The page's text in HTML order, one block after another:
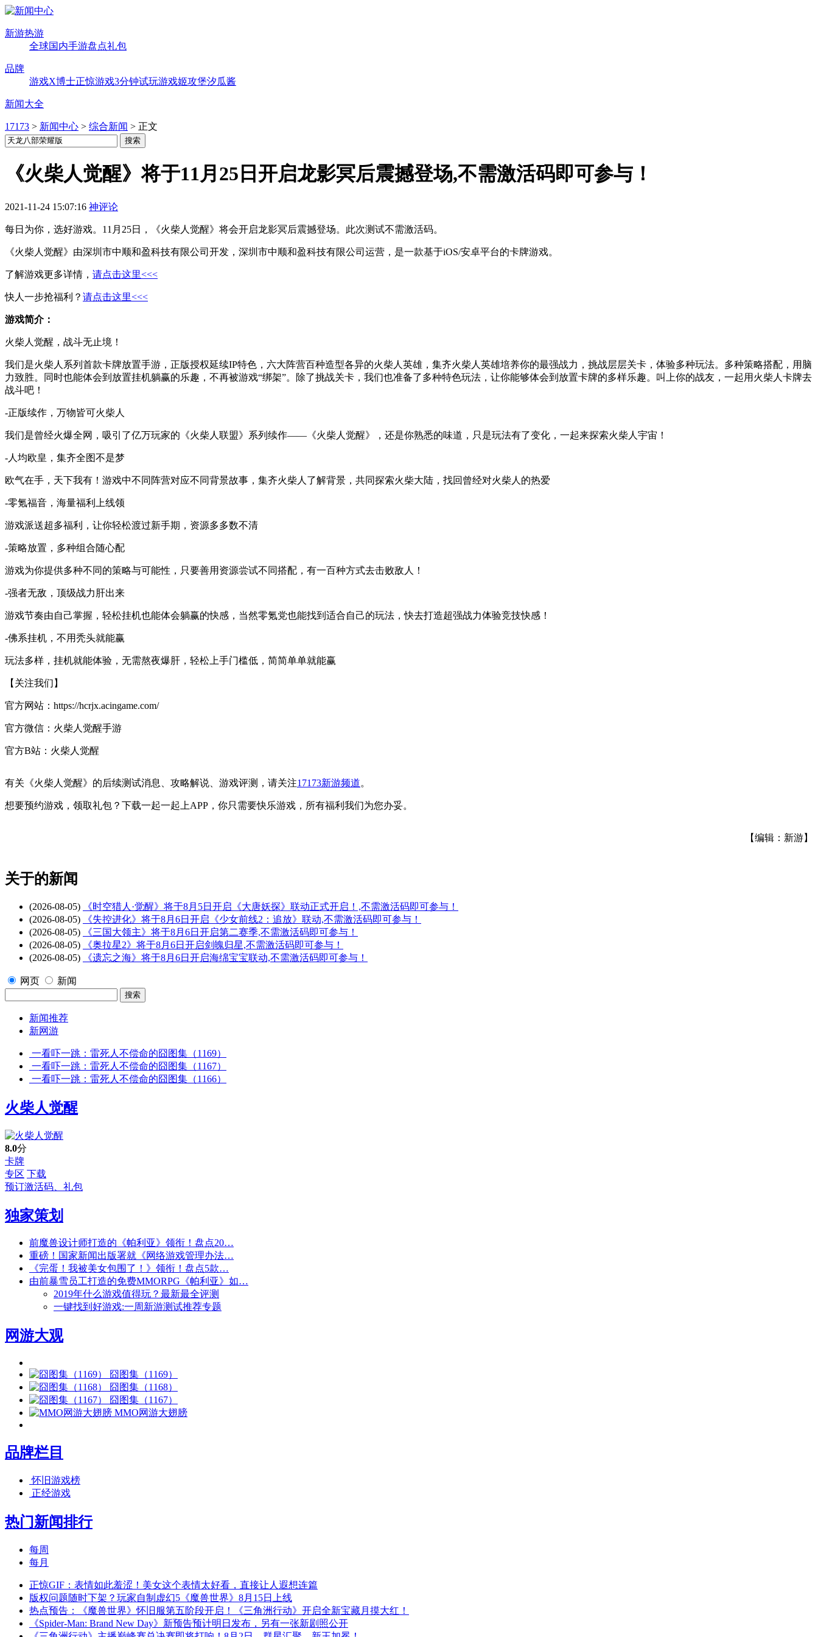
新游热游
全球国内手游盘点礼包
品牌
游戏X博士正惊游戏3分钟试玩游戏姬攻堡汐瓜酱
新闻大全
17173 > 新闻中心 > 综合新闻 > 正文
《火柴人觉醒》将于11月25日开启龙影冥后震撼登场,不需激活码即可参与！
2021-11-24 15:07:16 神评论
每日为你，选好游戏。11月25日，《火柴人觉醒》将会开启龙影冥后震撼登场。此次测试不需激活码。
《火柴人觉醒》由深圳市中顺和盈科技有限公司开发，深圳市中顺和盈科技有限公司运营，是一款基于iOS/安卓平台的卡牌游戏。
了解游戏更多详情， 请点击这里<<<
快人一步抢福利？ 请点击这里<<<
游戏简介：
火柴人觉醒，战斗无止境！
我们是火柴人系列首款卡牌放置手游，正版授权延续IP特色，六大阵营百种造型各异的火柴人英雄，集齐火柴人英雄培养你的最强战力，挑战层层关卡，体验多种玩法。多种策略搭配，用脑
力致胜。同时也能体会到放置挂机躺赢的乐趣，不再被游戏“绑架”。除了挑战关卡，我们也准备了多种特色玩法，让你能够体会到放置卡牌的多样乐趣。叫上你的战友，一起用火柴人卡牌去
战斗吧！
-正版续作，万物皆可火柴人
我们是曾经火爆全网，吸引了亿万玩家的《火柴人联盟》系列续作——《火柴人觉醒》，还是你熟悉的味道，只是玩法有了变化，一起来探索火柴人宇宙！
-人均欧皇，集齐全图不是梦
欧气在手，天下我有！游戏中不同阵营对应不同背景故事，集齐火柴人了解背景，共同探索火柴大陆，找回曾经对火柴人的热爱
-零氪福音，海量福利上线领
游戏派送超多福利，让你轻松渡过新手期，资源多多数不清
-策略放置，多种组合随心配
游戏为你提供多种不同的策略与可能性，只要善用资源尝试不同搭配，有一百种方式去击败敌人！
-强者无敌，顶级战力肝出来
游戏节奏由自己掌握，轻松挂机也能体会躺赢的快感，当然零氪党也能找到适合自己的玩法，快去打造超强战力体验竞技快感！
-佛系挂机，不用秃头就能赢
玩法多样，挂机就能体验，无需熬夜爆肝，轻松上手门槛低，简简单单就能赢
【关注我们】
官方网站：https://hcrjx.acingame.com/
官方微信：火柴人觉醒手游
官方B站：火柴人觉醒
有关 《火柴人觉醒》 的后续测试消息、攻略解说、游戏评测，请关注17173新游频道。
想要预约游戏，领取礼包？下载一起一起上APP，你只需要快乐游戏，所有福利我们为您办妥。
【编辑：新游】
关于的新闻
(2026-08-05)
《时空猎人·觉醒》将于8月5日开启《大唐妖探》联动正式开启！,不需激活码即可参与！
(2026-08-05)
《失控进化》将于8月6日开启《少女前线2：追放》联动,不需激活码即可参与！
(2026-08-05)
《三国大领主》将于8月6日开启第二赛季,不需激活码即可参与！
(2026-08-05)
《奥拉星2》将于8月6日开启剑魄归星,不需激活码即可参与！
(2026-08-05)
《遗忘之海》将于8月6日开启海绵宝宝联动,不需激活码即可参与！
网页 新闻
新闻推荐
新网游
一看吓一跳：雷死人不偿命的囧图集（1169）
一看吓一跳：雷死人不偿命的囧图集（1167）
一看吓一跳：雷死人不偿命的囧图集（1166）
火柴人觉醒
8.0分
卡牌
专区 下载
预订激活码、礼包
独家策划
前魔兽设计师打造的《帕利亚》领衔！盘点20…
重磅！国家新闻出版署就《网络游戏管理办法…
《完蛋！我被美女包围了！》领衔！盘点5款…
由前暴雪员工打造的免费MMORPG《帕利亚》如…
2019年什么游戏值得玩？最新最全评测
一键找到好游戏:一周新游测试推荐专题
网游大观
囧图集（1169）
囧图集（1168）
囧图集（1167）
MMO网游大翅膀
品牌栏目
怀旧游戏榜
正经游戏
热门新闻排行
每周
每月
正惊GIF：表情如此羞涩！美女这个表情太好看，直接让人遐想连篇
版权问题随时下架？玩家自制虚幻5《魔兽世界》8月15日上线
热点预告：《魔兽世界》怀旧服第五阶段开启！《三角洲行动》开启全新宝藏月摸大红！
《Spider-Man: Brand New Day》新预告预计明日发布，另有一张新剧照公开